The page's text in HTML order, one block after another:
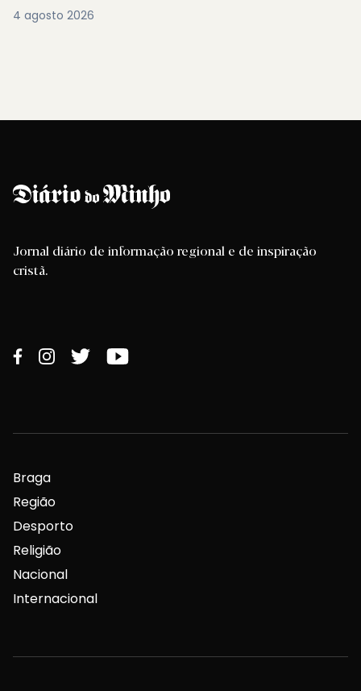
4 agosto 2026
Jornal diário de informação regional e de inspiração
cristã.
Braga
Região
Desporto
Religião
Nacional
Internacional